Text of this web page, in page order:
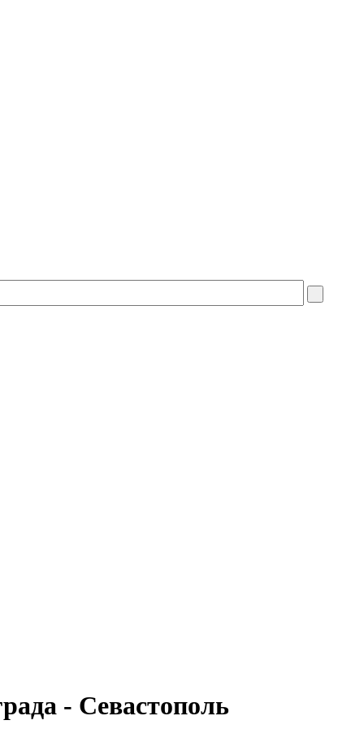
- Севастополь